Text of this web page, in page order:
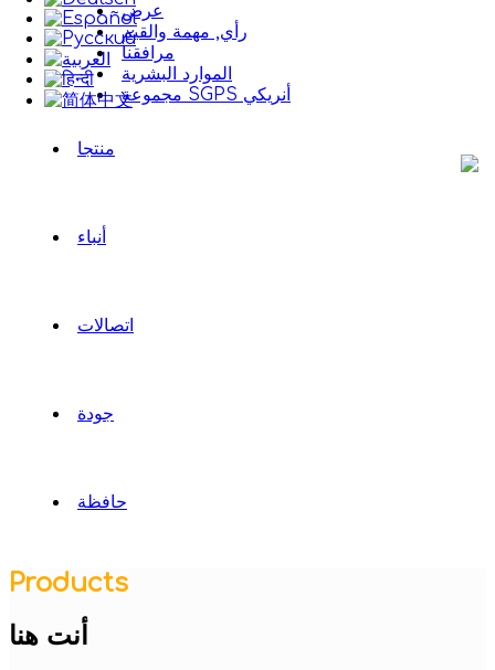
عرض
رأي, مهمة والقيم
مرافقنا
الموارد البشرية
مجموعة SGPS أنريكي
منتجا
أنباء
اتصالات
جودة
حافظة
Products
أنت هنا